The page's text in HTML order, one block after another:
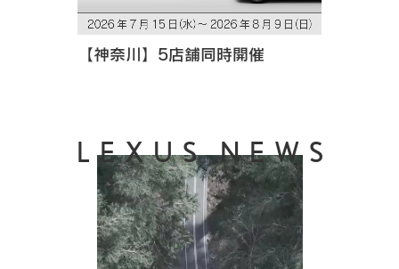
【神奈川】5店舗同時開催
LEXUS NEWS